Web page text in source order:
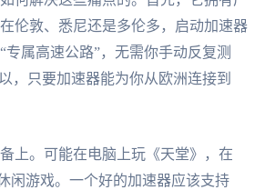
伦敦、悉尼还是多伦多，启动加速器
属高速公路”，无需你手动反复测
只要加速器能为你从欧洲连接到
上。可能在电脑上玩《天堂》，在
闲游戏。一个好的加速器应该支持